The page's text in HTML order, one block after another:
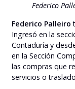
Federico
Federico Palleiro
Ingresó en la
Contaduría y
en la Sección
las compras que
servicios o